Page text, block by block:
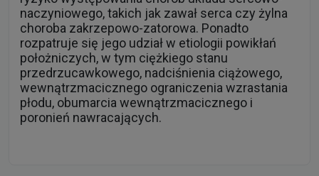
naczyniowego, takich jak zawał serca czy żylna
choroba zakrzepowo-zatorowa. Ponadto
rozpatruje się jego udział w etiologii powikłań
położniczych, w tym ciężkiego stanu
przedrzucawkowego, nadciśnienia ciążowego,
wewnątrzmacicznego ograniczenia wzrastania
płodu, obumarcia wewnątrzmacicznego i
poronień nawracających.